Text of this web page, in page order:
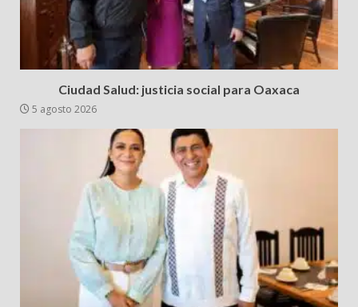
Ciudad Salud: justicia social para Oaxaca
5 agosto 2026